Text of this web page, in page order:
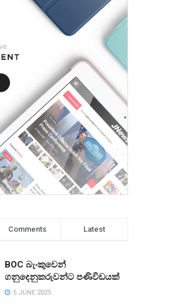
Comments Latest
BOC බැංකුවෙන්
ගනුදෙනුකරුවන්ට පණිවිඩයක්
5 JUNE 2025